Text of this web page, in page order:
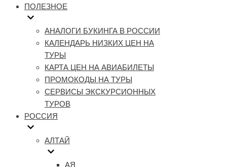
ПОЛЕЗНОЕ
АНАЛОГИ БУКИНГА В РОССИИ
КАЛЕНДАРЬ НИЗКИХ ЦЕН НА
ТУРЫ
КАРТА ЦЕН НА АВИАБИЛЕТЫ
ПРОМОКОДЫ НА ТУРЫ
СЕРВИСЫ ЭКСКУРСИОННЫХ
ТУРОВ
РОССИЯ
АЛТАЙ
АЯ